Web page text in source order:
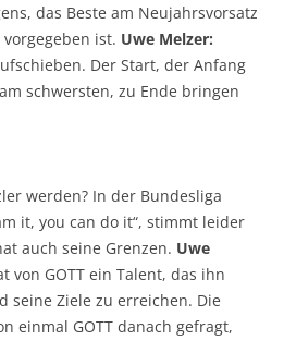
das Beste am Neujahrsvorsatz
ist. Uwe Melzer:
Der Start, der Anfang
schwersten, zu Ende bringen
werden? In der Bundesliga
it, you can do it“, stimmt leider
auch seine Grenzen. Uwe
von GOTT ein Talent, das ihn
seine Ziele zu erreichen. Die
einmal GOTT danach gefragt,